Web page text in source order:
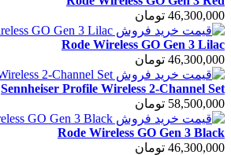
46,300,000 تومان
Rode Wireless GO Gen 3 Lilac
46,300,000 تومان
Sennheiser Profile Wireless 2-Channel Set
58,500,000 تومان
Rode Wireless GO Gen 3 Black
46,300,000 تومان